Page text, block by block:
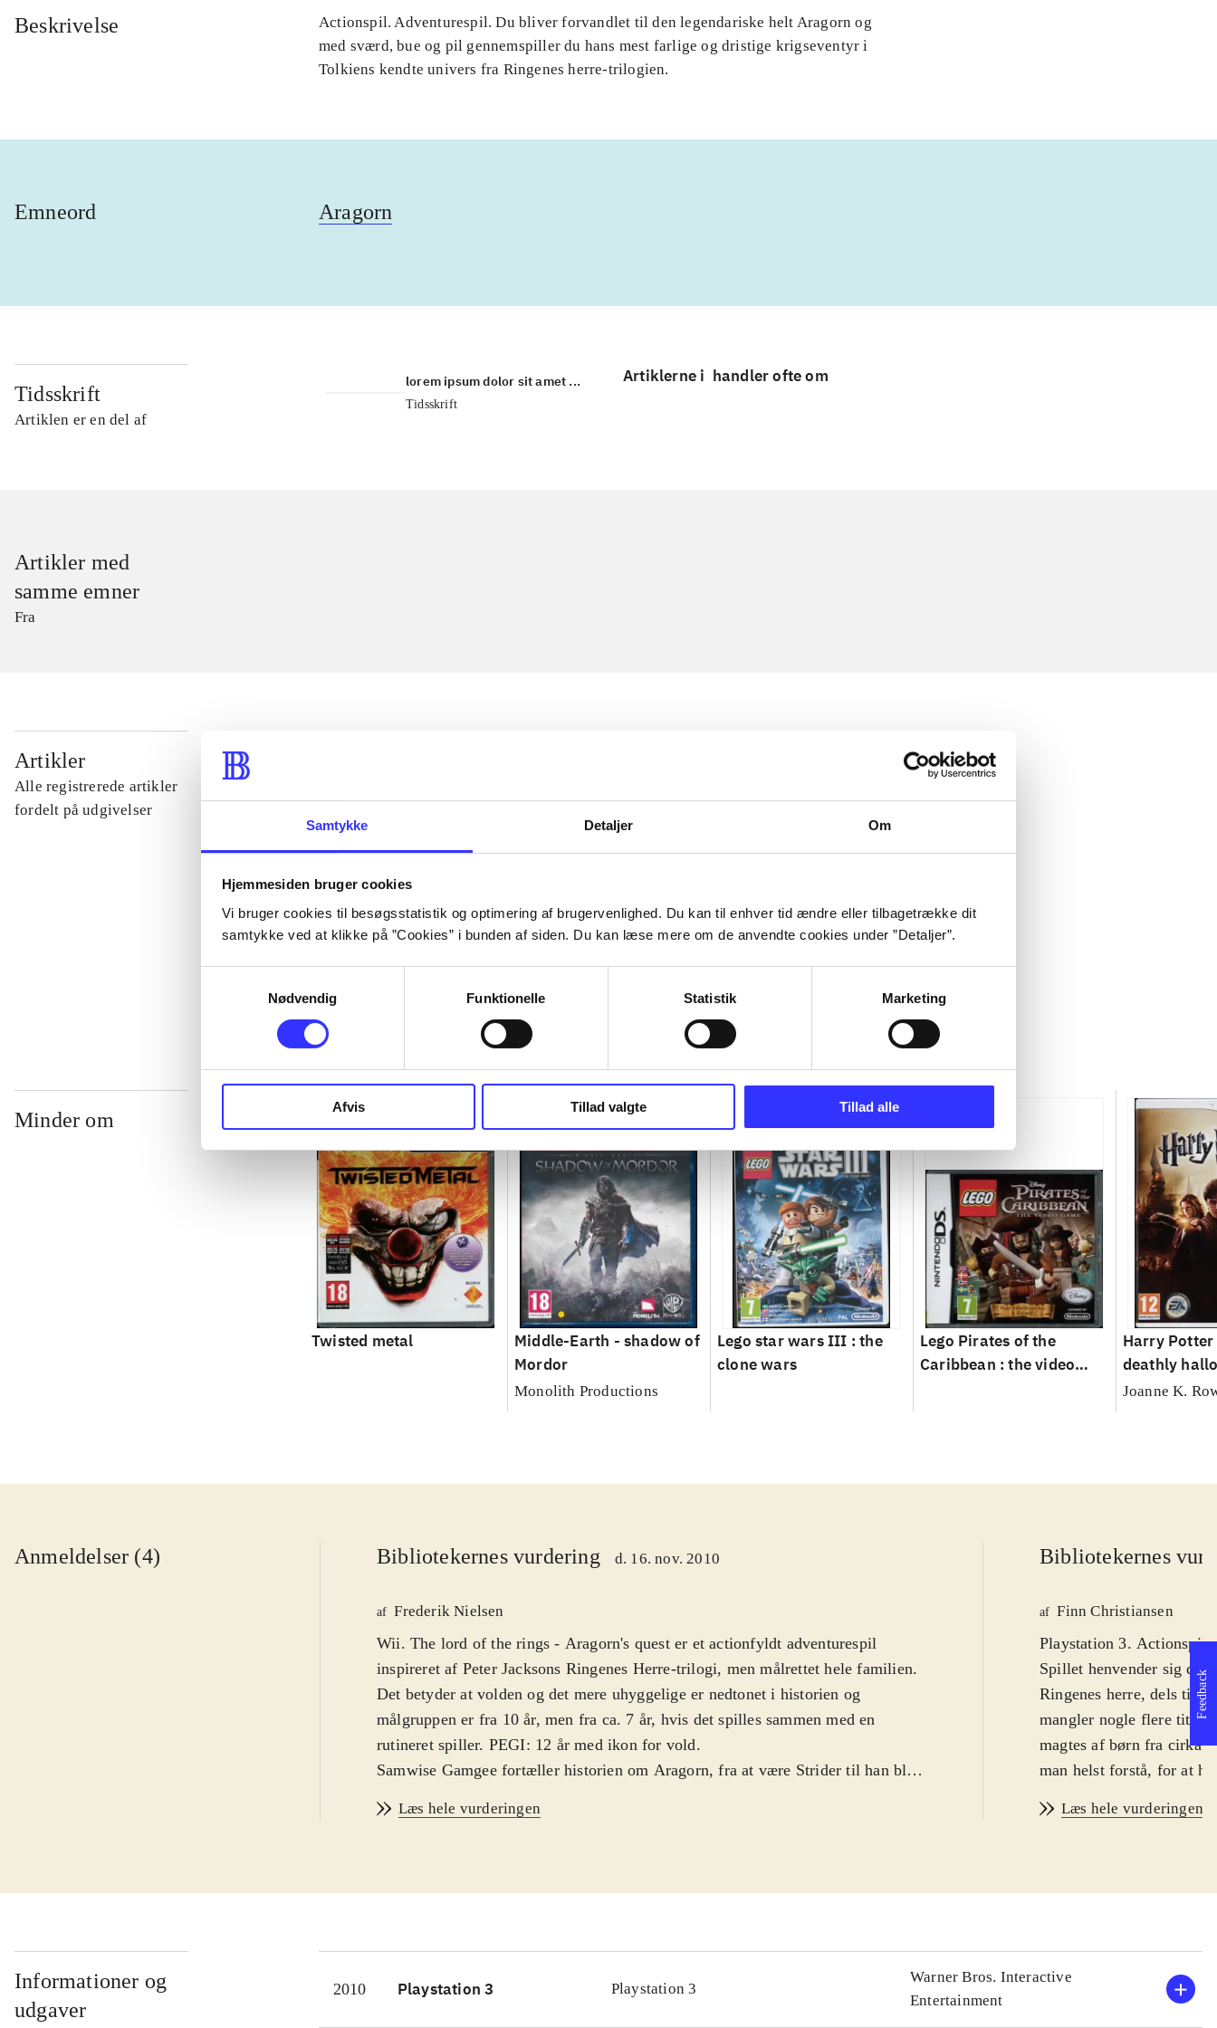
Samtykke Detaljer Om
Hjemmesiden bruger cookies
Vi bruger cookies til besøgsstatistik og optimering af brugervenlighed. Du kan til enhver tid ændre eller tilbagetrække dit
samtykke ved at klikke på ”Cookies” i bunden af siden. Du kan læse mere om de anvendte cookies under ”Detaljer”.
Nødvendig
Funktionelle Statistik Marketing
Afvis Tillad valgte Tillad alle
Beskrivelse
Actionspil. Adventurespil. Du bliver forvandlet til den legendariske helt Aragorn og
med sværd, bue og pil gennemspiller du hans mest farlige og dristige krigseventyr i
Tolkiens kendte univers fra Ringenes herre-trilogien.
Emneord Aragorn
Tidsskrift
Artiklen er en del af
lorem ipsum dolor sit amet ...
Tidsskrift
Artiklerne i handler ofte om
Artikler med
samme emner
Fra
Artikler
Alle registrerede artikler
fordelt på udgivelser
Minder om
Twisted metal
Middle-Earth - shadow of
Mordor
Monolith Productions
Lego star wars III : the
clone wars
Lego Pirates of the
Caribbean : the video
Harry
deathly
Joanne K.
Anmeldelser (4) Bibliotekernes vurdering d. 16. nov. 2010
af Frederik Nielsen
Wii. The lord of the rings - Aragorn's quest er et actionfyldt adventurespil
inspireret af Peter Jacksons Ringenes Herre-trilogi, men målrettet hele familien.
Det betyder at volden og det mere uhyggelige er nedtonet i historien og
målgruppen er fra 10 år, men fra ca. 7 år, hvis det spilles sammen med en
rutineret spiller. PEGI: 12 år med ikon for vold.
Samwise Gamgee fortæller historien om Aragorn, fra at være Strider til han blev
en god idé og virker godt med skiftet til styringen af Aragorn i de kendte
dog ret simpel og virker ikke altid optimalt, men nogle gange mere tilfældigt.
genbruger en del fra filmens lydside og det virker, da spillet jo netop bygger på
hånd.
Der er efterhånden kommet mange spil i forskellige genrer baseret på Middle-
Læs hele vurderingen
Bibliotekernes
af Finn Christiansen
Playstation 3. Actionspil
Spillet henvender sig
Ringenes herre, dels til
mangler nogle flere titler
magtes af børn fra cirka
man helst forstå, for at
Historien starter i
rigtige helte fra
hele eventyret. Spillet er
standard. Ikke så kønt,
står det til med
unøjagtig. På plus-siden
Læs hele vurderingen
Informationer og
udgaver
2010 Playstation 3 Playstation 3
Warner Bros. Interactive
Entertainment
Feedback